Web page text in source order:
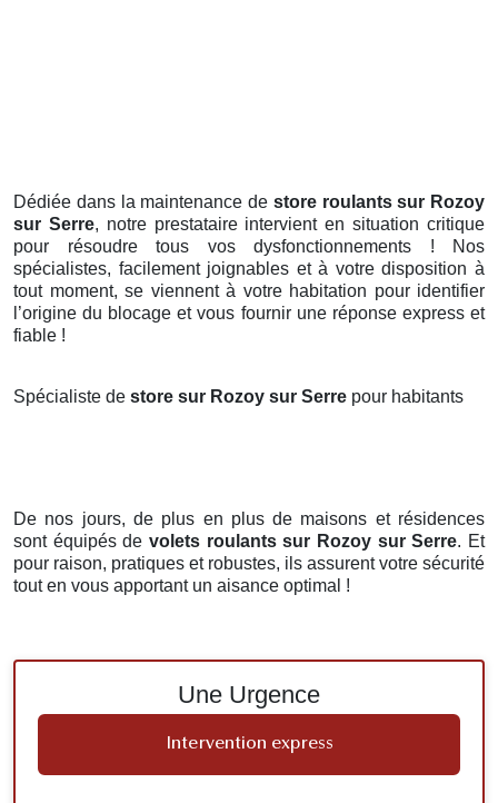
Dédiée dans la maintenance de store roulants sur Rozoy
sur Serre, notre prestataire intervient en situation critique
pour résoudre tous vos dysfonctionnements ! Nos
spécialistes, facilement joignables et à votre disposition à
tout moment, se viennent à votre habitation pour identifier
l’origine du blocage et vous fournir une réponse express et
fiable !
Spécialiste de store sur Rozoy sur Serre pour habitants
De nos jours, de plus en plus de maisons et résidences
sont équipés de volets roulants sur Rozoy sur Serre. Et
pour raison, pratiques et robustes, ils assurent votre sécurité
tout en vous apportant un aisance optimal !
Une Urgence
Intervention express